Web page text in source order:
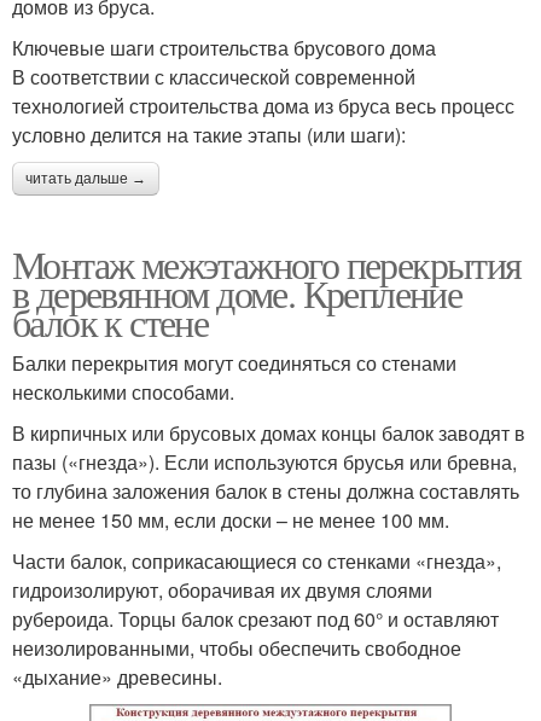
домов из бруса.
Ключевые шаги строительства брусового дома
В соответствии с классической современной
технологией строительства дома из бруса весь процесс
условно делится на такие этапы (или шаги):
читать дальше →
Монтаж межэтажного перекрытия
в деревянном доме. Крепление
балок к стене
Балки перекрытия могут соединяться со стенами
несколькими способами.
В кирпичных или брусовых домах концы балок заводят в
пазы («гнезда»). Если используются брусья или бревна,
то глубина заложения балок в стены должна составлять
не менее 150 мм, если доски – не менее 100 мм.
Части балок, соприкасающиеся со стенками «гнезда»,
гидроизолируют, оборачивая их двумя слоями
рубероида. Торцы балок срезают под 60° и оставляют
неизолированными, чтобы обеспечить свободное
«дыхание» древесины.